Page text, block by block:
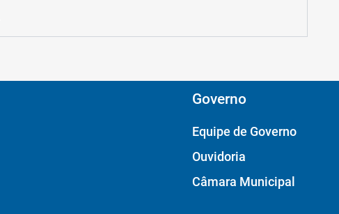
Governo
Equipe de Governo
Ouvidoria
Câmara Municipal